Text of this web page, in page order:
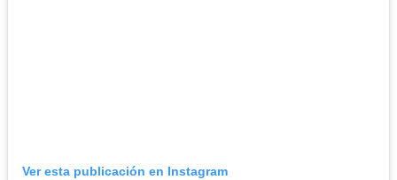
Ver esta publicación en Instagram